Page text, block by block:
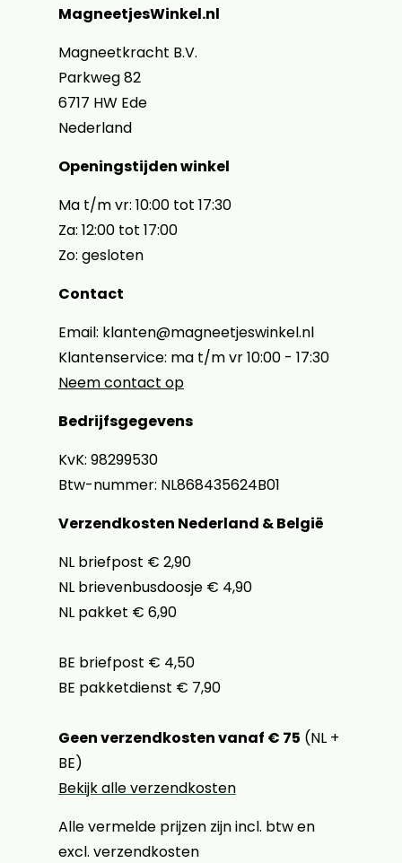
MagneetjesWinkel.nl
Magneetkracht B.V.
Parkweg 82
6717 HW Ede
Nederland
Openingstijden winkel
Ma t/m vr: 10:00 tot 17:30
Za: 12:00 tot 17:00
Zo: gesloten
Contact
Email: klanten@magneetjeswinkel.nl
Klantenservice: ma t/m vr 10:00 - 17:30
Neem contact op
Bedrijfsgegevens
KvK: 98299530
Btw-nummer: NL868435624B01
Verzendkosten Nederland & België
NL briefpost € 2,90
NL brievenbusdoosje € 4,90
NL pakket € 6,90
BE briefpost € 4,50
BE pakketdienst € 7,90
Geen verzendkosten vanaf € 75 (NL +
BE)
Bekijk alle verzendkosten
Alle vermelde prijzen zijn incl. btw en
excl. verzendkosten